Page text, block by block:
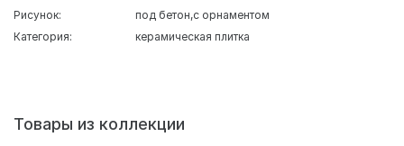
Рисунок:
под бетон с орнаментом
Категория:
керамическая плитка
Поверхность матовая с элегантным отблеском, текстура
Товары из коллекции